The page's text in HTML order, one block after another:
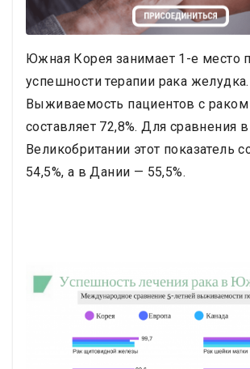
Южная Корея занимает 1-е место
успешности терапии рака желудка.
Выживаемость пациентов с
составляет 72,8%. Для сравнения в
Великобритании этот показатель
54,5%, а в Дании — 55,5%.